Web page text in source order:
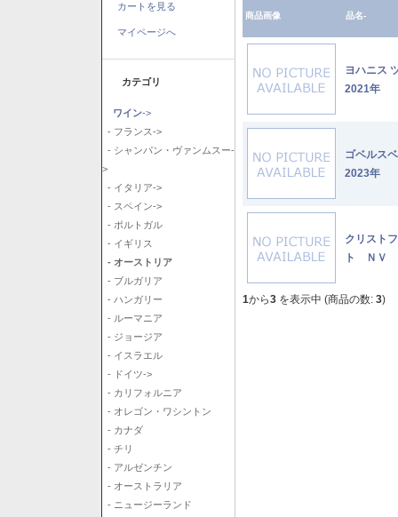
カートを見る
マイページへ
カテゴリ
ワイン->
- フランス->
- シャンパン・ヴァンムスー-
>
- イタリア->
- スペイン->
- ポルトガル
- イギリス
- オーストリア
- ブルガリア
- ハンガリー
- ルーマニア
- ジョージア
- イスラエル
- ドイツ->
- カリフォルニア
- オレゴン・ワシントン
- カナダ
- チリ
- アルゼンチン
- オーストラリア
- ニュージーランド
商品画像 品名-
ヨハニス
2021年
ゴベルス
2023年
クリスト
ト ＮＶ
1から3 を表示中 (商品の数: 3)